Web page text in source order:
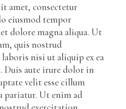
amet, consectetur
eiusmod tempor
dolore magna aliqua. Ut
quis nostrud
nisi ut aliquip ex ea
Duis aute irure dolor in
velit esse cillum
pariatur. Ut enim ad